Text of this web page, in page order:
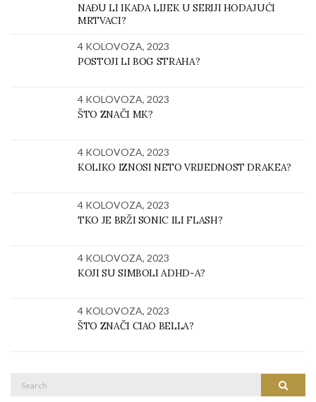
NAĐU LI IKADA LIJEK U SERIJI HODAJUĆI
MRTVACI?
4 KOLOVOZA, 2023
POSTOJI LI BOG STRAHA?
4 KOLOVOZA, 2023
ŠTO ZNAČI MK?
4 KOLOVOZA, 2023
KOLIKO IZNOSI NETO VRIJEDNOST DRAKEA?
4 KOLOVOZA, 2023
TKO JE BRŽI SONIC ILI FLASH?
4 KOLOVOZA, 2023
KOJI SU SIMBOLI ADHD-A?
4 KOLOVOZA, 2023
ŠTO ZNAČI CIAO BELLA?